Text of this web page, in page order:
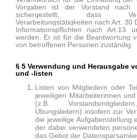
Vorgaben ist der Vorstand nach
sichergestellt, dass
Verarbeitungstätigkeiten nach Art. 30
Informationspflichten nach Art.13
werden. Er ist für die Beantwortung
von betroffenen Personen zuständig.
§ 5 Verwendung und Herausgabe
und -listen
Listen von Mitgliedern oder
jeweiligen Mitarbeiterinnen
(z.B.
Übungsleitern) insofern zur
die jeweilige AufgabensteIlung
der dabei verwendeten
das Gebot der